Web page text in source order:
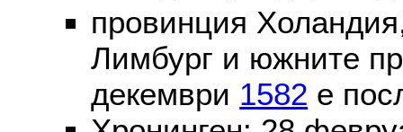
провинция
Лимбург и южните
декември 1582 е